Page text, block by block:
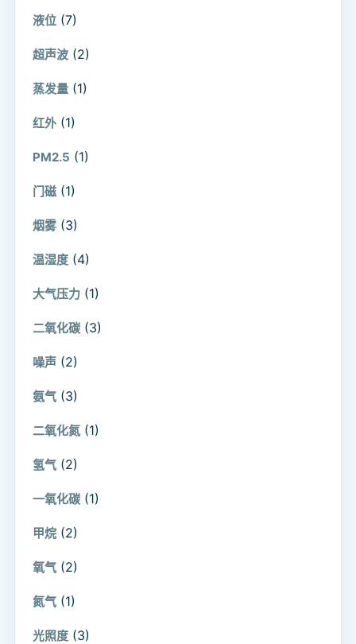
液位 (7)
超声波 (2)
蒸发量 (1)
红外 (1)
PM2.5 (1)
门磁 (1)
烟雾 (3)
温湿度 (4)
大气压力 (1)
二氧化碳 (3)
噪声 (2)
氨气 (3)
二氧化氮 (1)
氢气 (2)
一氧化碳 (1)
甲烷 (2)
氧气 (2)
氮气 (1)
光照度 (3)